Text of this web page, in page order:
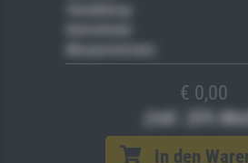
Veredelung
Museumslizenz
€ 0,00
(inkl. 20%
In den